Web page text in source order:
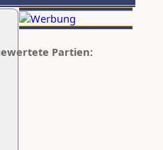
Partien: